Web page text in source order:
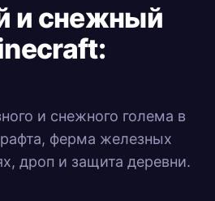
и снежный
и снежного голема в
ферма железных
дроп и защита деревни.